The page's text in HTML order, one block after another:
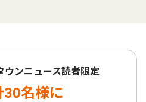
ウンニュース読者限定
30名様に